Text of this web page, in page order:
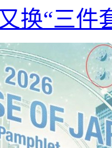
换“三